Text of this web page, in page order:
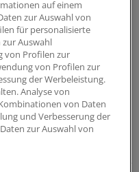
eine echte
Krankmeldung
Urlaub oder
(M3) zu
Vizepräsident für
Bundesvertretung ist
vor der M3 für eine
auf einem
zur Auswahl von
für personalisierte
Auswahl
von Profilen zur
von Profilen zur
der Werbeleistung.
Analyse von
von Daten
und Verbesserung der
zur Auswahl von